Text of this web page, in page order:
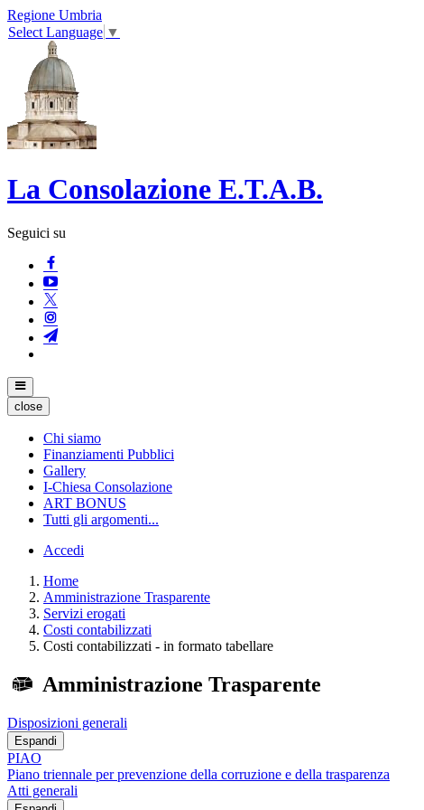
Regione Umbria
Select Language ▼
La Consolazione E.T.A.B.
Seguici su
close
Chi siamo
Finanziamenti Pubblici
Gallery
I-Chiesa Consolazione
ART BONUS
Tutti gli argomenti...
Accedi
Home
Amministrazione Trasparente
Servizi erogati
Costi contabilizzati
Costi contabilizzati - in formato tabellare
Amministrazione Trasparente
Disposizioni generali
Espandi
PIAO
Piano triennale per prevenzione della corruzione e della trasparenza
Atti generali